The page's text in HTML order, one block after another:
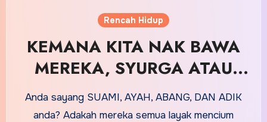
Rencah Hidup
KEMANA KITA NAK BAWA
MEREKA, SYURGA ATAU
NERAKA??
Anda sayang SUAMI, AYAH, ABANG, DAN ADIK
anda? Adakah mereka semua layak mencium